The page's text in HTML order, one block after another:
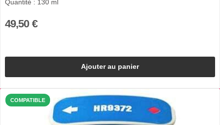
Quantité : 130 ml
49,50 €
Ajouter au panier
COMPATIBLE